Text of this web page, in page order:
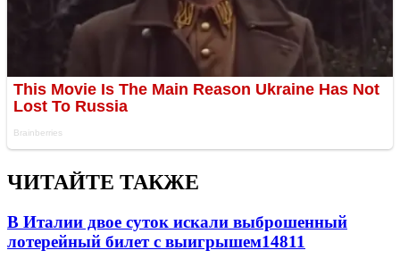
ЧИТАЙТЕ ТАКЖЕ
В Италии двое суток искали выброшенный
лотерейный билет с выигрышем14811